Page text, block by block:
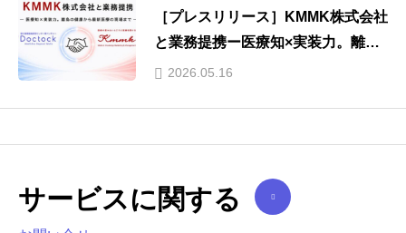
［プレスリリース］KMMK株式会社
と業務提携ー医療知×実装力。離島
の健康から最新医療の現場までー
2026.05.16
サービスに関する